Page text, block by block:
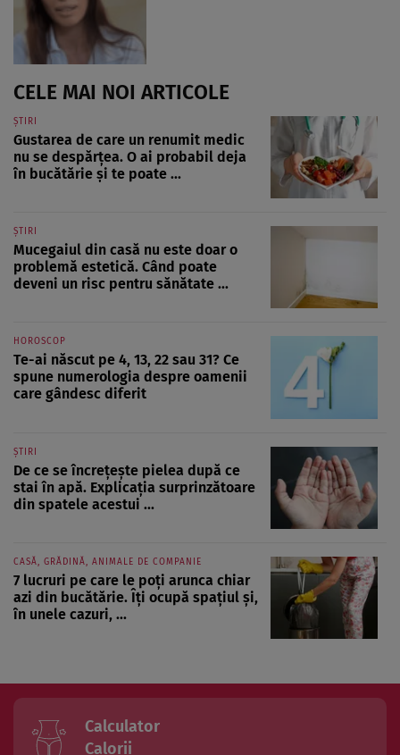
CELE MAI NOI ARTICOLE
ȘTIRI
Gustarea de care un renumit medic
nu se despărțea. O ai probabil deja
în bucătărie și te poate ...
ȘTIRI
Mucegaiul din casă nu este doar o
problemă estetică. Când poate
deveni un risc pentru sănătate ...
HOROSCOP
Te-ai născut pe 4, 13, 22 sau 31? Ce
spune numerologia despre oamenii
care gândesc diferit
ȘTIRI
De ce se încrețește pielea după ce
stai în apă. Explicația surprinzătoare
din spatele acestui ...
CASĂ, GRĂDINĂ, ANIMALE DE COMPANIE
7 lucruri pe care le poți arunca chiar
azi din bucătărie. Îți ocupă spațiul și,
în unele cazuri, ...
Calculator
Calorii